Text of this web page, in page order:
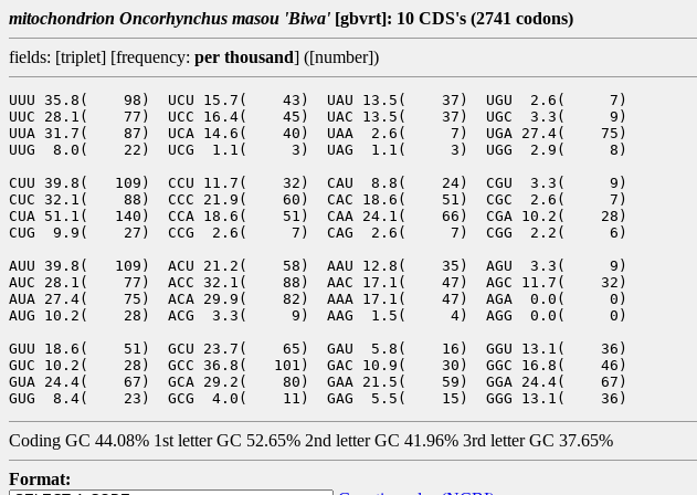
mitochondrion Oncorhynchus masou 'Biwa' [gbvrt]: 10 CDS's (2741 codons)
fields: [triplet] [frequency: per thousand] ([number])
UUU 35.8(    98)  UCU 15.7(    43)  UAU 13.5(    37)  UGU  2.6(     7)
UUC 28.1(    77)  UCC 16.4(    45)  UAC 13.5(    37)  UGC  3.3(     9)
UUA 31.7(    87)  UCA 14.6(    40)  UAA  2.6(     7)  UGA 27.4(    75)
UUG  8.0(    22)  UCG  1.1(     3)  UAG  1.1(     3)  UGG  2.9(     8)
CUU 39.8(   109)  CCU 11.7(    32)  CAU  8.8(    24)  CGU  3.3(     9)
CUC 32.1(    88)  CCC 21.9(    60)  CAC 18.6(    51)  CGC  2.6(     7)
CUA 51.1(   140)  CCA 18.6(    51)  CAA 24.1(    66)  CGA 10.2(    28)
CUG  9.9(    27)  CCG  2.6(     7)  CAG  2.6(     7)  CGG  2.2(     6)
AUU 39.8(   109)  ACU 21.2(    58)  AAU 12.8(    35)  AGU  3.3(     9)
AUC 28.1(    77)  ACC 32.1(    88)  AAC 17.1(    47)  AGC 11.7(    32)
AUA 27.4(    75)  ACA 29.9(    82)  AAA 17.1(    47)  AGA  0.0(     0)
AUG 10.2(    28)  ACG  3.3(     9)  AAG  1.5(     4)  AGG  0.0(     0)
GUU 18.6(    51)  GCU 23.7(    65)  GAU  5.8(    16)  GGU 13.1(    36)
GUC 10.2(    28)  GCC 36.8(   101)  GAC 10.9(    30)  GGC 16.8(    46)
GUA 24.4(    67)  GCA 29.2(    80)  GAA 21.5(    59)  GGA 24.4(    67)
Coding GC 44.08% 1st letter GC 52.65% 2nd letter GC 41.96% 3rd letter GC 37.65%
Format: